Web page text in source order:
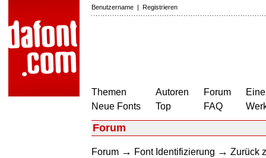
Benutzername | Registrieren
Themen
Neue Fonts
Autoren
Top
Forum
FAQ
Forum
Forum → Font Identifizierung → Zurück